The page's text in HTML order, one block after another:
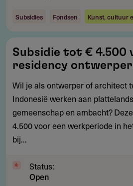
Subsidies Fondsen Kunst, cultuur
tot
€
4.500
voor
residency
ontwerpers
in
Subsidie tot € 4.500
residency
Wil je als ontwerper of architect
Indonesië werken aan
gemeenschap en ambacht?
4.500 voor een werkperiode in
bij...
Status:
Open